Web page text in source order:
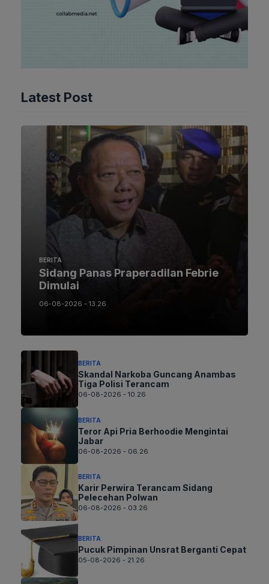
Latest Post
BERITA
Sidang Panas Praperadilan Febrie
Dimulai
06-08-2026 - 13.26
BERITA
Skandal Narkoba Guncang Anambas
Tiga Polisi Terancam
06-08-2026 - 10.26
BERITA
Teror Api Pria Berhoodie Mengintai
Jabar
06-08-2026 - 06.26
BERITA
Karir Perwira Terancam Sidang
Pelecehan Polwan
06-08-2026 - 03.26
BERITA
Pucuk Pimpinan Unsrat Berganti Cepat
05-08-2026 - 21.26